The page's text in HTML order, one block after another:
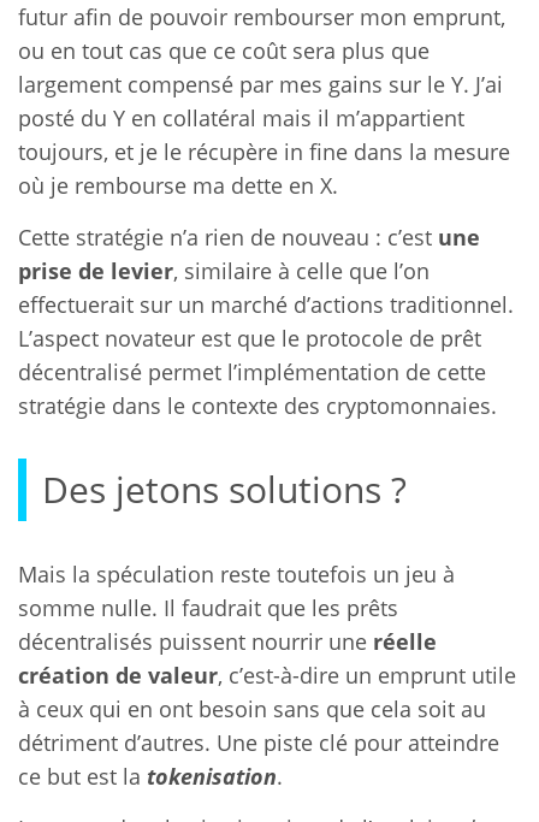
futur afin de pouvoir rembourser mon emprunt,
ou en tout cas que ce coût sera plus que
largement compensé par mes gains sur le Y. J’ai
posté du Y en collatéral mais il m’appartient
toujours, et je le récupère in fine dans la mesure
où je rembourse ma dette en X.
Cette stratégie n’a rien de nouveau : c’est une
prise de levier, similaire à celle que l’on
effectuerait sur un marché d’actions traditionnel.
L’aspect novateur est que le protocole de prêt
décentralisé permet l’implémentation de cette
stratégie dans le contexte des cryptomonnaies.
Des jetons solutions ?
Mais la spéculation reste toutefois un jeu à
somme nulle. Il faudrait que les prêts
décentralisés puissent nourrir une réelle
création de valeur, c’est-à-dire un emprunt utile
à ceux qui en ont besoin sans que cela soit au
détriment d’autres. Une piste clé pour atteindre
ce but est la tokenisation.